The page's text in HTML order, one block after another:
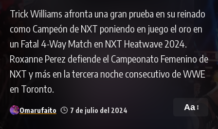
Trick Williams afronta una gran prueba en su reinado
como Campeón de NXT poniendo en juego el oro en
un Fatal 4-Way Match en NXT Heatwave 2024.
Roxanne Perez defiende el Campeonato Femenino de
NXT y más en la tercera noche consecutivo de WWE
en Toronto.
Omarufaito 7 de julio del 2024 Aa